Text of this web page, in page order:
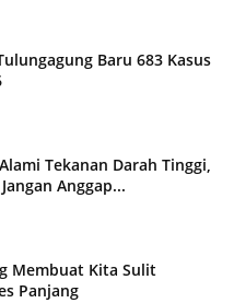
Baru 683 Kasus
Tekanan Darah Tinggi,
Anggap...
Membuat Kita Sulit
Panjang